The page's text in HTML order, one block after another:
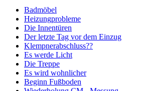
Badmöbel
Heizungprobleme
Die Innentüren
Der letzte Tag vor dem Einzug
Klempnerabschluss??
Es werde Licht
Die Treppe
Es wird wohnlicher
Beginn Fußboden